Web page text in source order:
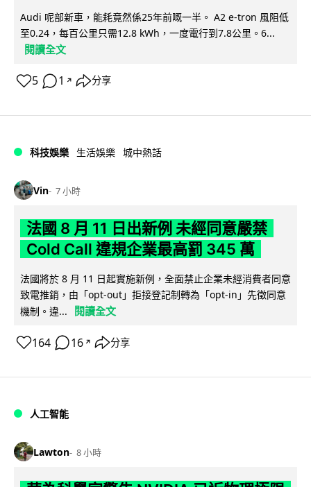
Audi 呢部新車，能耗竟然係25年前嘅一半。 A2 e-tron 風阻低
至0.24，每百公里只需12.8 kWh，一度電行到7.8公里。6...
閱讀全文
5 1 ↗ 分享
科技娛樂 生活娛樂 城中熱話
Vin 7 小時
法國 8 月 11 日出新例 未經同意嚴禁
Cold Call 違規企業最高罰 345 萬
法國將於 8 月 11 日起實施新例，全面禁止企業未經消費者同意
致電推銷，由「opt-out」拒接登記制轉為「opt-in」先徵同意
機制。違...
閱讀全文
164 16 ↗ 分享
人工智能
Lawton 8 小時